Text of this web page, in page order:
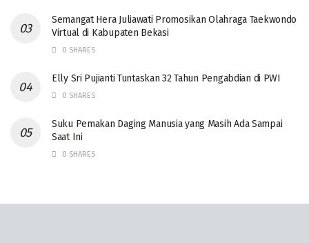
Semangat Hera Juliawati Promosikan Olahraga Taekwondo
Virtual di Kabupaten Bekasi
0 SHARES
Elly Sri Pujianti Tuntaskan 32 Tahun Pengabdian di PWI
0 SHARES
‎Suku Pemakan Daging Manusia yang Masih Ada Sampai
Saat Ini
0 SHARES